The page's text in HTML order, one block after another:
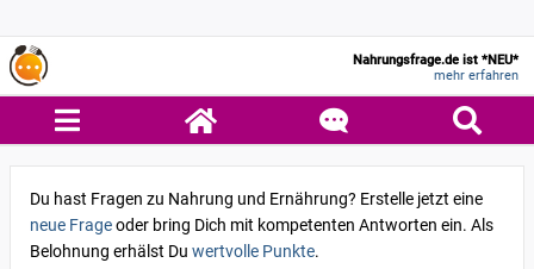
Nahrungsfrage.de ist *NEU*
mehr erfahren
Du hast Fragen zu Nahrung und Ernährung? Erstelle jetzt eine
neue Frageoder bring Dich mit kompetenten Antworten ein. Als
Belohnung erhälst Du wertvolle Punkte.